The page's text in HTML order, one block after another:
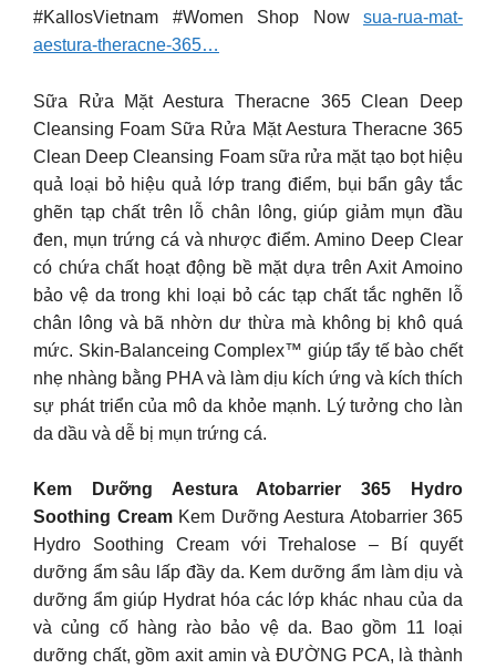
#KallosVietnam #Women Shop Now sua-rua-mat-
aestura-theracne-365…
Sữa Rửa Mặt Aestura Theracne 365 Clean Deep
Cleansing Foam Sữa Rửa Mặt Aestura Theracne 365
Clean Deep Cleansing Foam sữa rửa mặt tạo bọt hiệu
quả loại bỏ hiệu quả lớp trang điểm, bụi bẩn gây tắc
ghẽn tạp chất trên lỗ chân lông, giúp giảm mụn đầu
đen, mụn trứng cá và nhược điểm. Amino Deep Clear
có chứa chất hoạt động bề mặt dựa trên Axit Amoino
bảo vệ da trong khi loại bỏ các tạp chất tắc nghẽn lỗ
chân lông và bã nhờn dư thừa mà không bị khô quá
mức. Skin-Balanceing Complex™ giúp tẩy tế bào chết
nhẹ nhàng bằng PHA và làm dịu kích ứng và kích thích
sự phát triển của mô da khỏe mạnh. Lý tưởng cho làn
da dầu và dễ bị mụn trứng cá.
Kem Dưỡng Aestura Atobarrier 365 Hydro
Soothing Cream Kem Dưỡng Aestura Atobarrier 365
Hydro Soothing Cream với Trehalose – Bí quyết
dưỡng ẩm sâu lấp đầy da. Kem dưỡng ẩm làm dịu và
dưỡng ẩm giúp Hydrat hóa các lớp khác nhau của da
và củng cố hàng rào bảo vệ da. Bao gồm 11 loại
dưỡng chất, gồm axit amin và ĐƯỜNG PCA, là thành